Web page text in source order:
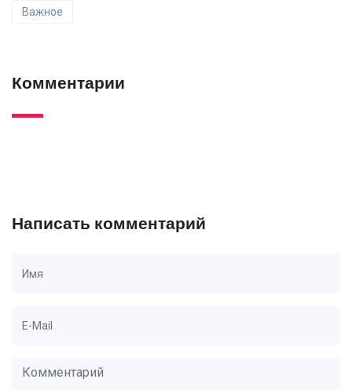
Важное
Комментарии
Написать комментарий